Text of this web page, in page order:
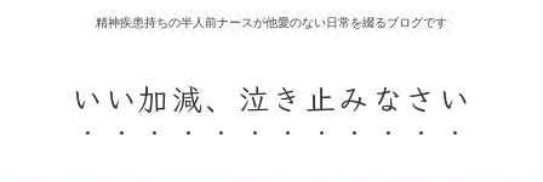
精神疾患持ちの半人前ナースが他愛のない日常を綴るブログです
いい加減、泣き止みなさい